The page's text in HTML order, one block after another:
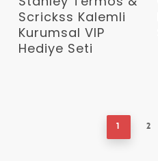
Scrickss Kalemli
Kurumsal VIP
Hediye Seti
1 2